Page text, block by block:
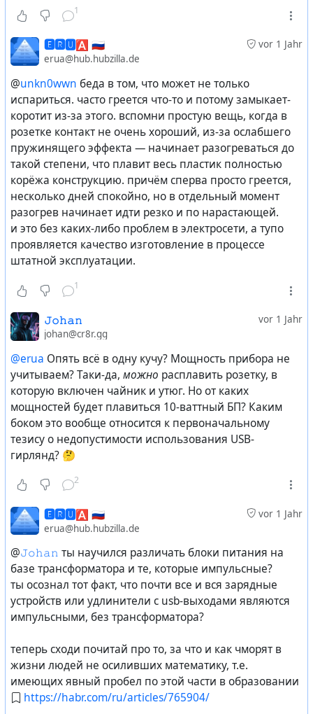
1
vor 1 Jahr
🅴🆁🆄🅰 🇷🇺
erua@hub.hubzilla.de
@unkn0wwn беда в том, что может не только
испариться. часто греется что-то и потому замыкает-
коротит из-за этого. вспомни простую вещь, когда в
розетке контакт не очень хороший, из-за ослабшего
пружинящего эффекта — начинает разогреваться до
такой степени, что плавит весь пластик полностью
корёжа конструкцию. причём сперва просто греется,
несколько дней спокойно, но в отдельный момент
разогрев начинает идти резко и по нарастающей.
и это без каких-либо проблем в электросети, а тупо
проявляется качество изготовление в процессе
штатной эксплуатации.
1
vor 1 Jahr
𝙹𝚘𝚑𝚊𝚗
johan@cr8r.gg
@erua Опять всё в одну кучу? Мощность прибора не
учитываем? Таки-да, можно расплавить розетку, в
которую включен чайник и утюг. Но от каких
мощностей будет плавиться 10-ваттный БП? Каким
боком это вообще относится к первоначальному
тезису о недопустимости использования USB-
гирлянд? 🤔
2
vor 1 Jahr
🅴🆁🆄🅰 🇷🇺
erua@hub.hubzilla.de
@𝙹𝚘𝚑𝚊𝚗 ты научился различать блоки питания на
базе трансформатора и те, которые импульсные?
ты осознал тот факт, что почти все и вся зарядные
устройств или удлинители с usb-выходами являются
импульсными, без трансформатора?
теперь сходи почитай про то, за что и как чморят в
жизни людей не осиливших математику, т.е.
имеющих явный пробел по этой части в образовании
https://habr.com/ru/articles/765904/